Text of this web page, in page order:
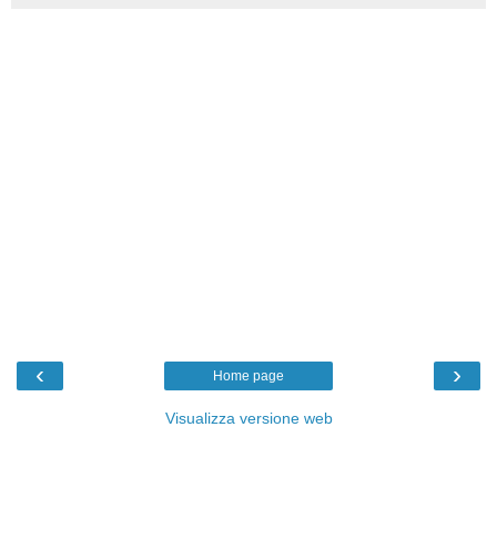
‹ ›
Home page
Visualizza versione web